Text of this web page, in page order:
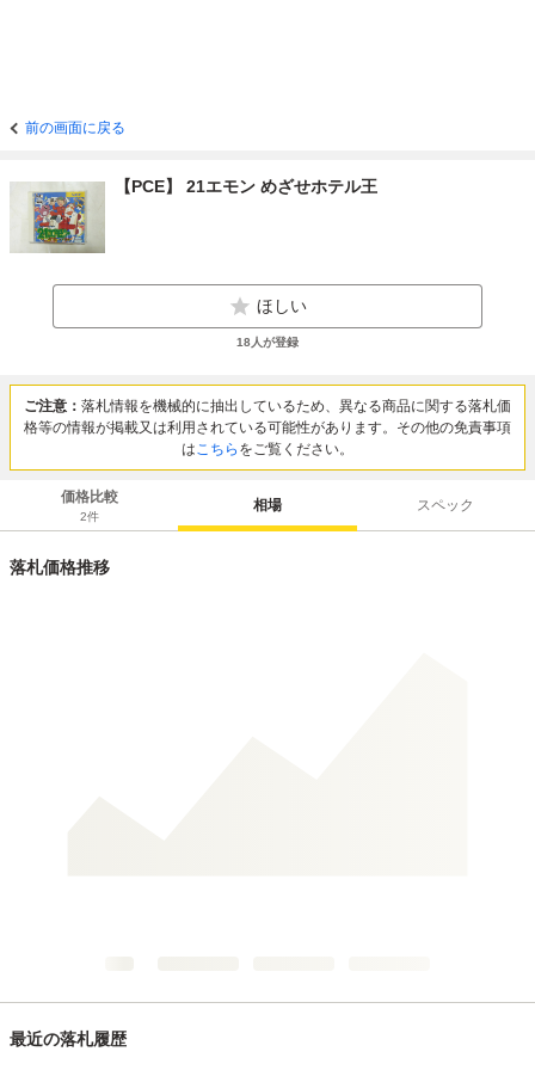
前の画面に戻る
【PCE】 21エモン めざせホテル王
ほしい
18人が登録
ご注意： 落札情報を機械的に抽出しているため、異なる商品に関する落札価
格等の情報が掲載又は利用されている可能性があります。その他の免責事項
はこちら をご覧ください。
価格比較
2件
相場 スペック
落札価格推移
最近の落札履歴